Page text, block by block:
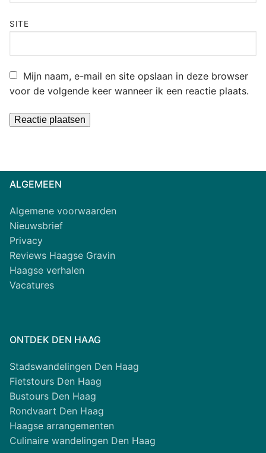
SITE
Mijn naam, e-mail en site opslaan in deze browser
voor de volgende keer wanneer ik een reactie plaats.
ALGEMEEN
Algemene voorwaarden
Nieuwsbrief
Privacy
Reviews Haagse Gravin
Haagse verhalen
Vacatures
ONTDEK DEN HAAG
Stadswandelingen Den Haag
Fietstours Den Haag
Bustours Den Haag
Rondvaart Den Haag
Haagse arrangementen
Culinaire wandelingen Den Haag